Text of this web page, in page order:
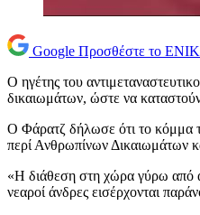
Google Προσθέστε το
Ο ηγέτης του
δικαιωμάτων, ώστε να
Ο Φάρατζ δήλωσε ότι το κόμμα
περί Ανθρωπίνων Δικαιωμάτων
«Η διάθεση στη χώρα γύρω από
νεαροί άνδρες εισέρχονται